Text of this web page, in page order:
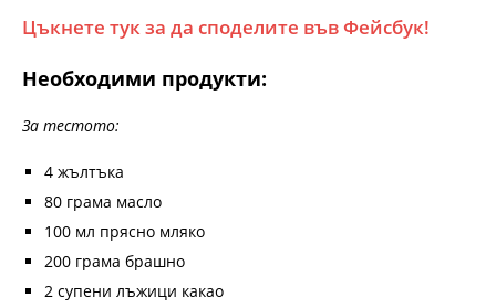
Цъкнете тук за да споделите във Фейсбук!
Необходими продукти:
За тестото:
4 жълтъка
80 грама масло
100 мл прясно мляко
200 грама брашно
2 супени лъжици какао